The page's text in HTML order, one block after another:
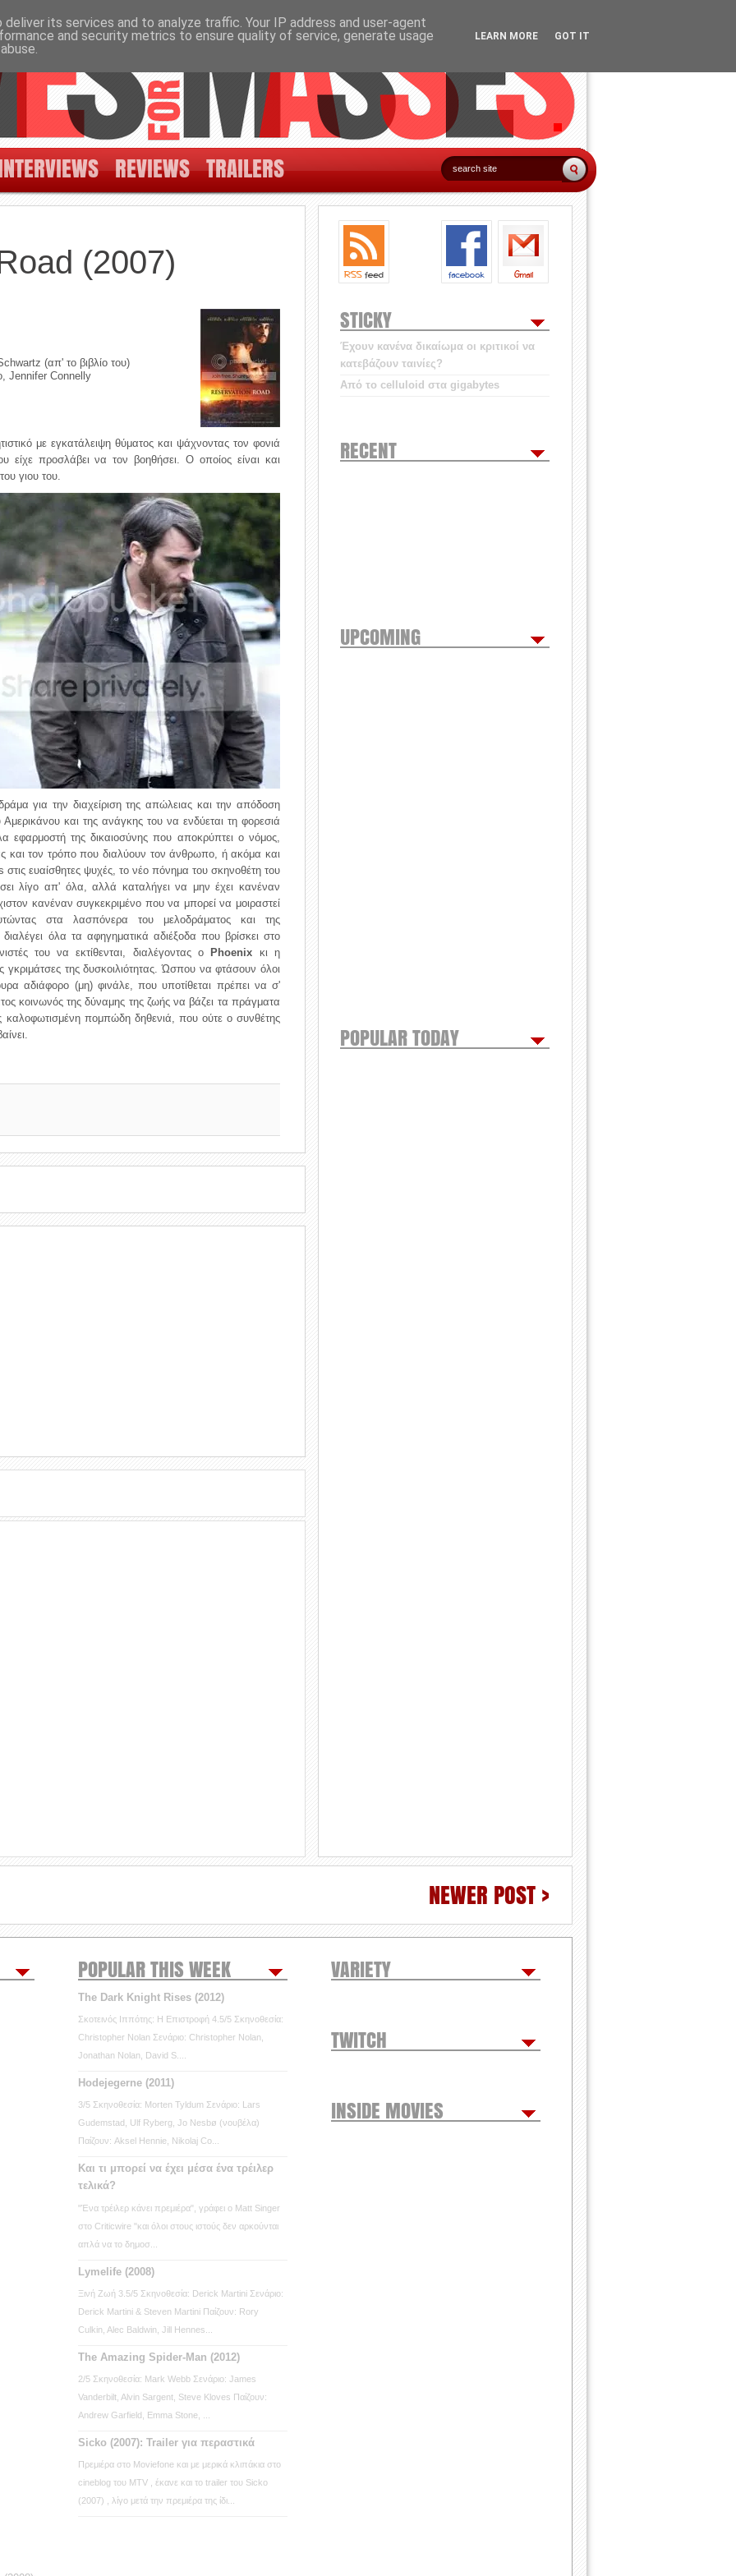
REVIEWS TRAILERS
(2007)
(απ' το βιβλίο του)
Jennifer Connelly
με εγκατάλειψη θύματος και ψάχνοντας τον φονιά
είχε προσλάβει να τον βοηθήσει. Ο οποίος είναι και
γιου του.
για την διαχείριση της απώλειας και την απόδοση
και της ανάγκης του να ενδύεται τη φορεσιά
εφαρμοστή της δικαιοσύνης που αποκρύπτει ο νόμος,
και τον τρόπο που διαλύουν τον άνθρωπο, ή ακόμα και
στις ευαίσθητες ψυχές, το νέο πόνημα του σκηνοθέτη του
λίγο απ' όλα, αλλά καταλήγει να μην έχει κανέναν
κανέναν συγκεκριμένο που να μπορεί να μοιραστεί
στα λασπόνερα του μελοδράματος και της
διαλέγει όλα τα αφηγηματικά αδιέξοδα που βρίσκει στο
του να εκτίθενται, διαλέγοντας ο
Phoenix κι η
γκριμάτσες της δυσκοιλιότητας. Ώσπου να φτάσουν όλοι
αδιάφορο (μη) φινάλε, που υποτίθεται πρέπει να σ'
κοινωνός της δύναμης της ζωής να βάζει τα πράγματα
καλοφωτισμένη πομπώδη δηθενιά, που ούτε ο συνθέτης
NEWER POST >
STICKY
Έχουν κανένα δικαίωμα οι κριτικοί να
κατεβάζουν ταινίες?
Από το celluloid στα gigabytes
RECENT
UPCOMING
POPULAR TODAY
POPULAR THIS WEEK
The Dark Knight Rises (2012)
Σκοτεινός Ιππότης: Η Επιστροφή 4.5/5 Σκηνοθεσία:
Christopher Nolan Σενάριο: Christopher Nolan,
Jonathan Nolan, David S....
Hodejegerne (2011)
3/5 Σκηνοθεσία: Morten Tyldum Σενάριο: Lars
Gudemstad, Ulf Ryberg, Jo Nesbø (νουβέλα)
Παίζουν: Aksel Hennie, Nikolaj Co...
Και τι μπορεί να έχει μέσα ένα τρέιλερ
τελικά?
"Ένα τρέιλερ κάνει πρεμιέρα", γράφει ο Matt Singer
στο Criticwire "και όλοι στους ιστούς δεν αρκούνται
απλά να το δημοσ...
Lymelife (2008)
Ξινή Ζωή 3.5/5 Σκηνοθεσία: Derick Martini Σενάριο:
Derick Martini & Steven Martini Παίζουν: Rory
Culkin, Alec Baldwin, Jill Hennes...
The Amazing Spider-Man (2012)
2/5 Σκηνοθεσία: Mark Webb Σενάριο: James
Vanderbilt, Alvin Sargent, Steve Kloves Παίζουν:
Andrew Garfield, Emma Stone, ...
Sicko (2007): Trailer για περαστικά
Πρεμιέρα στο Moviefone και με μερικά κλιπάκια στο
cineblog του MTV , έκανε και το trailer του Sicko
(2007) , λίγο μετά την πρεμιέρα της ίδι...
VARIETY
TWITCH
INSIDE MOVIES
its services and to analyze traffic. Your IP address and user-agent
and security metrics to ensure quality of service, generate usage
LEARN MORE GOT IT